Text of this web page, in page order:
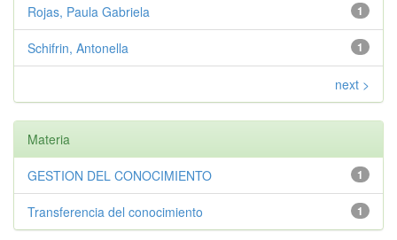
1
Rojas, Paula Gabriela
1
Schifrin, Antonella
next >
Materia
1
GESTION DEL CONOCIMIENTO
1
Transferencia del conocimiento